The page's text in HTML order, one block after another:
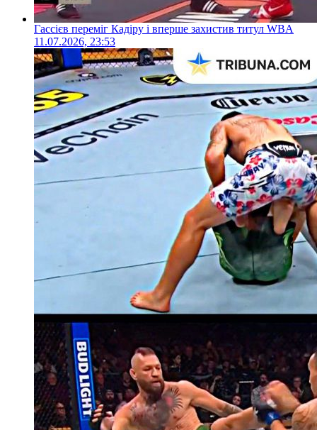
Гассієв переміг Кадіру і вперше захистив титул WBA
11.07.2026, 23:53